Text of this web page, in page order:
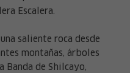
Escalera.
saliente roca desde
montañas, árboles
Banda de Shilcayo,